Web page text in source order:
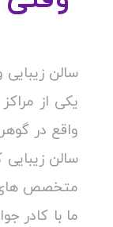
سالن
یکی از
واقع در
سالن
متخصص های
ما با کادر